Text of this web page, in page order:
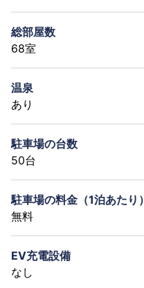
総部屋数
68室
温泉
あり
駐車場の台数
50台
駐車場の料金（1泊あたり）
無料
EV充電設備
なし